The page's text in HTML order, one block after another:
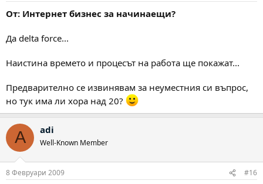
От: Интернет бизнес за начинаещи?
Да delta force...
Наистина времето и процесът на работа ще покажат...
Предварително се извинявам за неуместния си въпрос,
но тук има ли хора над 20?
A adi
Well-Known Member
8 Февруари 2009 #16